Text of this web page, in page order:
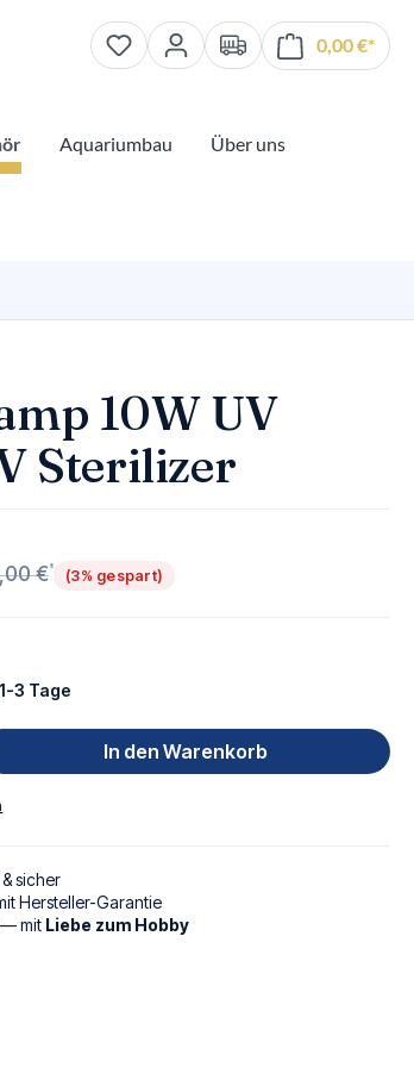
0,00 €*
Aquariumbau
Über uns
10W UV
Sterilizer
€*
(3% gespart)
1-3 Tage
den gewünschten Wert ein
In den Warenkorb
sicher
Hersteller-Garantie
— mit Liebe zum Hobby